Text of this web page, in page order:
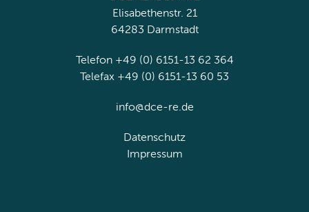
Elisabethenstr. 21
64283 Darmstadt
Telefon +49 (0) 6151-13 62 364
Telefax +49 (0) 6151-13 60 53
info@dce-re.de
Datenschutz
Impressum